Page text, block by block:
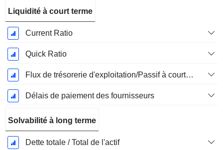
Liquidité à court terme
Current Ratio
Quick Ratio
Flux de trésorerie d'exploitation/Passif à court terme
Délais de paiement des fournisseurs
Solvabilité à long terme
Dette totale / Total de l'actif